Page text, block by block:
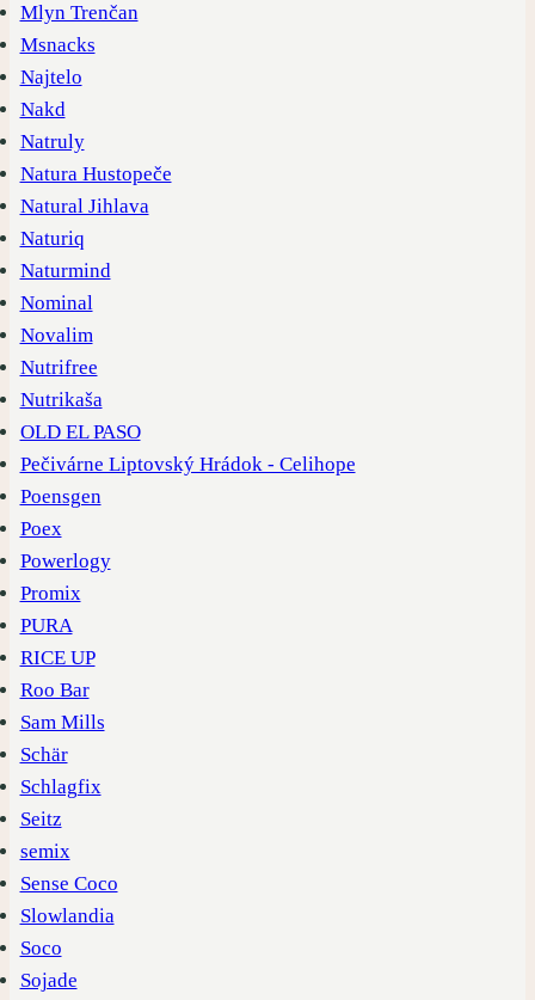
Mlyn Trenčan
Msnacks
Najtelo
Nakd
Natruly
Natura Hustopeče
Natural Jihlava
Naturiq
Naturmind
Nominal
Novalim
Nutrifree
Nutrikaša
OLD EL PASO
Pečivárne Liptovský Hrádok - Celihope
Poensgen
Poex
Powerlogy
Promix
PURA
RICE UP
Roo Bar
Sam Mills
Schär
Schlagfix
Seitz
semix
Sense Coco
Slowlandia
Soco
Sojade